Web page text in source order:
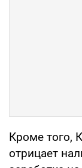
Кроме того,
отрицает